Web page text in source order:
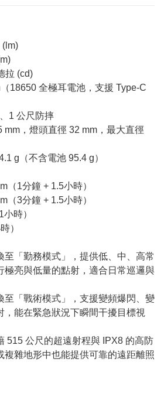
(lm)
拉 (cd)
（18650 全極耳電池，支援 Type-C
1 公尺防摔
mm，燈頭直徑 32 mm，最大直徑
g（不含電池 95.4 g）
（1分鐘 + 1.5小時）
（3分鐘 + 1.5小時）
時）
）
至「勤務模式」，提供低、中、高常
極亮與低量的點射，適合日常巡邏與
至「戰術模式」，支援變頻爆閃、變
，能在緊急狀況下瞬間干擾目標視
515 公尺的超遠射程與 IPX8 的高防
複雜地形中也能提供可靠的遠距離照